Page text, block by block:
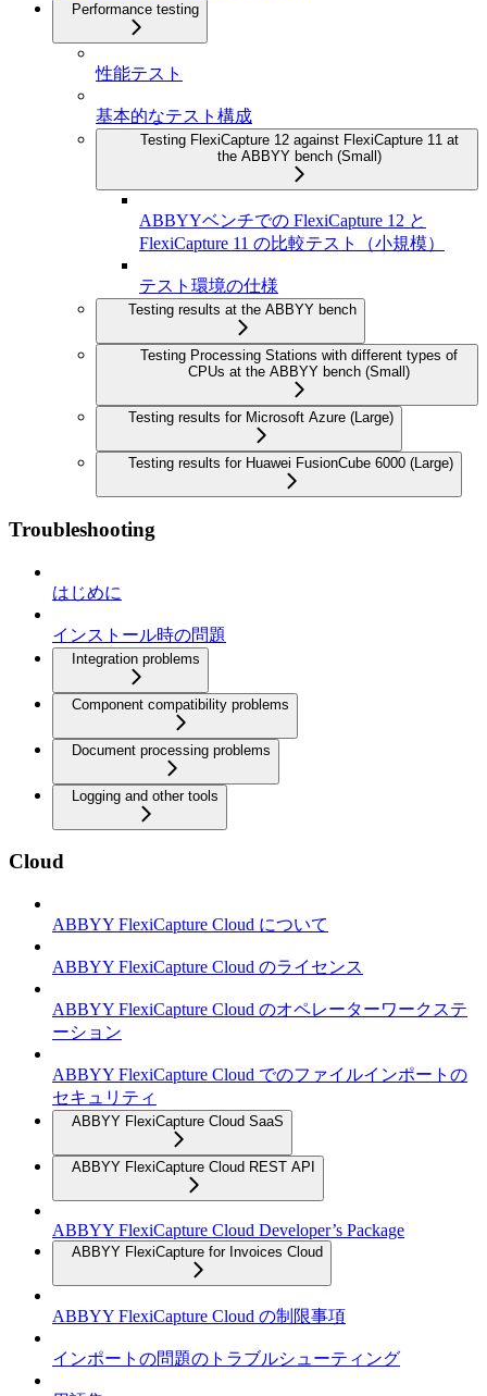
Performance testing
性能テスト
基本的なテスト構成
Testing FlexiCapture 12 against FlexiCapture 11 at
the ABBYY bench (Small)
ABBYYベンチでの FlexiCapture 12 と
FlexiCapture 11 の比較テスト（小規模）
テスト環境の仕様
Testing results at the ABBYY bench
Testing Processing Stations with different types of
CPUs at the ABBYY bench (Small)
Testing results for Microsoft Azure (Large)
Testing results for Huawei FusionCube 6000 (Large)
Troubleshooting
はじめに
インストール時の問題
Integration problems
Component compatibility problems
Document processing problems
Logging and other tools
Cloud
ABBYY FlexiCapture Cloud について
ABBYY FlexiCapture Cloud のライセンス
ABBYY FlexiCapture Cloud のオペレーターワークステ
ーション
ABBYY FlexiCapture Cloud でのファイルインポートの
セキュリティ
ABBYY FlexiCapture Cloud SaaS
ABBYY FlexiCapture Cloud REST API
ABBYY FlexiCapture Cloud Developer’s Package
ABBYY FlexiCapture for Invoices Cloud
ABBYY FlexiCapture Cloud の制限事項
インポートの問題のトラブルシューティング